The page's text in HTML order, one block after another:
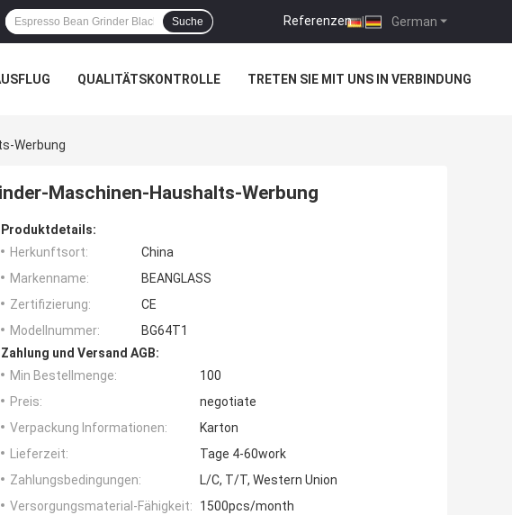
German
Referenzen |
Suche
QUALITÄTSKONTROLLE TRETEN SIE MIT UNS IN VERBINDUNG
Werbung
Maschinen-Haushalts-Werbung
Produktdetails:
Herkunftsort:
China
Markenname:
BEANGLASS
Zertifizierung:
CE
Modellnummer:
BG64T1
Zahlung und Versand AGB:
Min Bestellmenge:
100
Preis:
negotiate
Verpackung Informationen:
Karton
Lieferzeit:
Tage 4-60work
Zahlungsbedingungen:
L/C, T/T, Western Union
Versorgungsmaterial-Fähigkeit:
1500pcs/month